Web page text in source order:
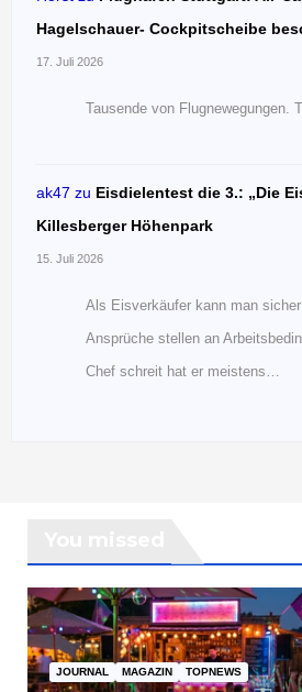
Hagelschauer- Cockpitscheibe
17. Juli 2026
Tausende von Flugnewegungen.
ak47 zu Eisdielentest die 3.: „Die
Killesberger Höhenpark
15. Juli 2026
Als Eisverkäufer kann man
Ansprüche stellen an
Chef schreit hat er meistens…
JOURNAL MAGAZIN TOPNEWS